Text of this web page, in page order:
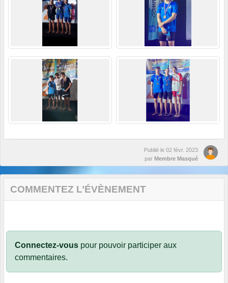
Publié le 02 févr. 2023
par Membre Masqué
COMMENTEZ L’ÉVÈNEMENT
Connectez-vous pour pouvoir participer aux
commentaires.